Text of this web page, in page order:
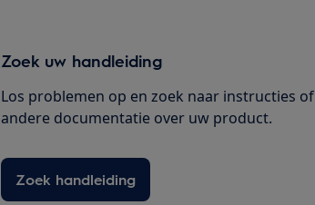
Zoek uw handleiding
Los problemen op en zoek naar instructies of
andere documentatie over uw product.
Zoek handleiding